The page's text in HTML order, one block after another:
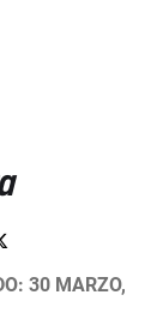
30 MARZO,